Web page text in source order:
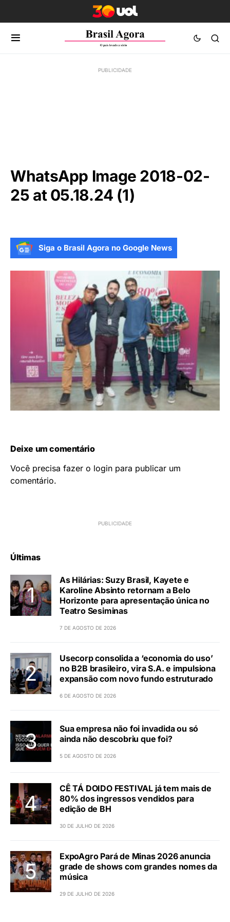
WhatsApp Image 2018-02-
25 at 05.18.24 (1)
Siga o Brasil Agora no Google News
Deixe um comentário
Você precisa fazer o login para publicar um
comentário.
Últimas
As Hilárias: Suzy Brasil, Kayete e
Karoline Absinto retornam a Belo
Horizonte para apresentação única no
Teatro Sesiminas
7 DE AGOSTO DE 2026
Usecorp consolida a ‘economia do uso’
no B2B brasileiro, vira S.A. e impulsiona
expansão com novo fundo estruturado
6 DE AGOSTO DE 2026
Sua empresa não foi invadida ou só
ainda não descobriu que foi?
5 DE AGOSTO DE 2026
CÊ TÁ DOIDO FESTIVAL já tem mais de
80% dos ingressos vendidos para
edição de BH
30 DE JULHO DE 2026
ExpoAgro Pará de Minas 2026 anuncia
grade de shows com grandes nomes da
música
29 DE JULHO DE 2026